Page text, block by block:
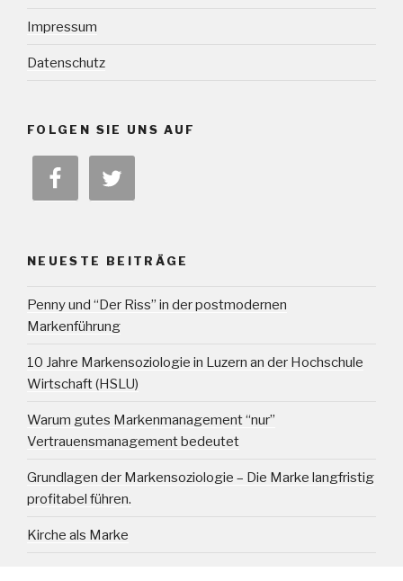
Impressum
Datenschutz
FOLGEN SIE UNS AUF
NEUESTE BEITRÄGE
Penny und “Der Riss” in der postmodernen
Markenführung
10 Jahre Markensoziologie in Luzern an der Hochschule
Wirtschaft (HSLU)
Warum gutes Markenmanagement “nur”
Vertrauensmanagement bedeutet
Grundlagen der Markensoziologie – Die Marke langfristig
profitabel führen.
Kirche als Marke